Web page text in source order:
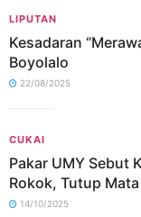
LIPUTAN
Kesadaran
Boyolalo
22/08/2025
CUKAI
Pakar UMY Sebut
Rokok, Tutup
14/10/2025